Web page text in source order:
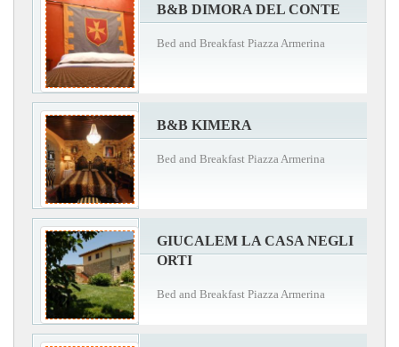
B&B DIMORA DEL CONTE
Bed and Breakfast Piazza Armerina
B&B KIMERA
Bed and Breakfast Piazza Armerina
GIUCALEM LA CASA NEGLI
ORTI
Bed and Breakfast Piazza Armerina